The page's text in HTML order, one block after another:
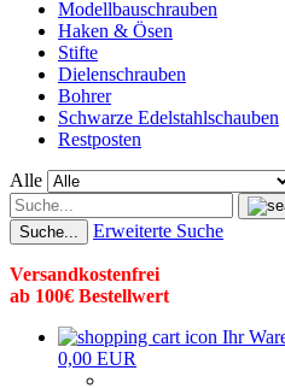
Modellbauschrauben
Haken & Ösen
Stifte
Dielenschrauben
Bohrer
Schwarze Edelstahlschauben
Restposten
Alle
Suche... Erweiterte Suche
Versandkostenfrei
ab 100€ Bestellwert
Ihr
0,00 EUR